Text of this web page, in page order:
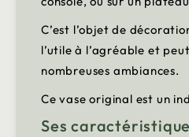
C’est l’objet de
l’utile à l’agréable et
nombreuses ambiances.
Ce vase original est un
Ses